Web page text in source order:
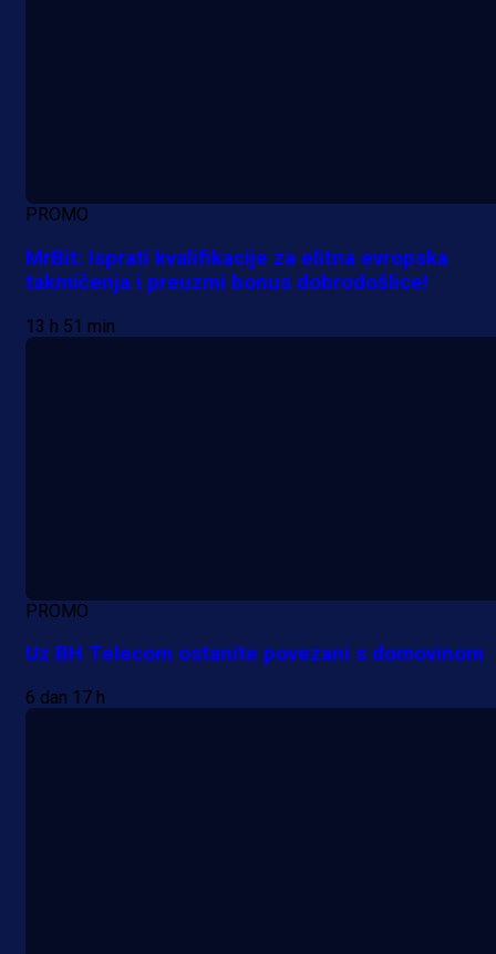
PROMO
MrBit: Isprati kvalifikacije za elitna evropska
takmičenja i preuzmi bonus dobrodošlice!
13 h 51 min
PROMO
Uz BH Telecom ostanite povezani s domovinom
6 dan 17 h